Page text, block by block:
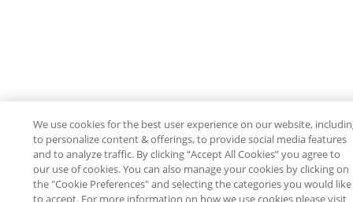
We use cookies for the best user experience on our website,
to personalize content & offerings, to provide social media features
and to analyze traffic. By clicking “Accept All Cookies” you agree to
our use of cookies. You can also manage your cookies by clicking on
the "Cookie Preferences" and selecting the categories you would like
to accept. For more information on how we use cookies please visit